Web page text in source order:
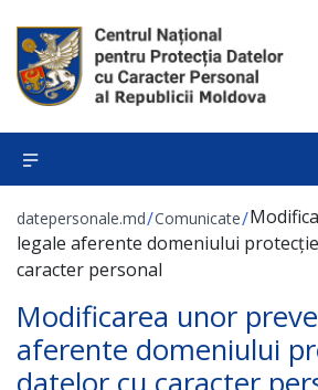
datepersonale.md/Comunicate/
legale aferente domeniului
caracter personal
Modificarea unor
aferente domeniului